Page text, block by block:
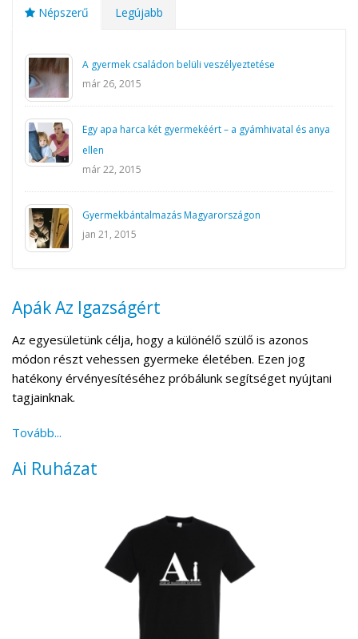
Népszerű Legújabb
A gyermek családon belüli veszélyeztetése
már 26, 2015
Egy apa harca két gyermekéért – a gyámhivatal és anya
ellen
már 22, 2015
Gyermekbántalmazás Magyarországon
jan 21, 2015
Apák Az Igazságért
Az egyesületünk célja, hogy a különélő szülő is azonos
módon részt vehessen gyermeke életében. Ezen jog
hatékony érvényesítéséhez próbálunk segítséget nyújtani
tagjainknak.
Tovább...
Ai Ruházat